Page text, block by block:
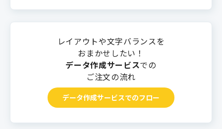
レイアウトや文字バランスを
おまかせしたい！
データ作成サービスでの
ご注文の流れ
データ作成サービスでのフロー